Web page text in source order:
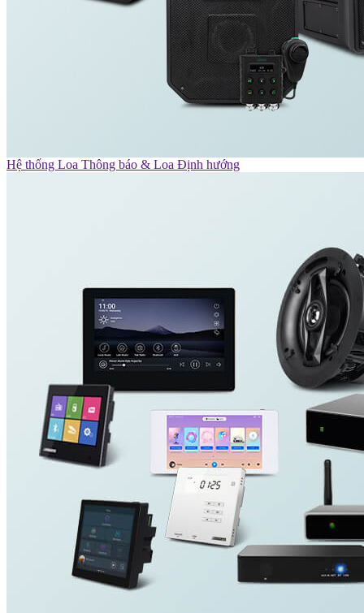
Hệ thống Loa Thông báo & Loa Định hướng